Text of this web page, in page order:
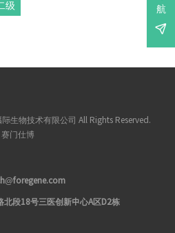
航

级
生物技术有限公司 All Rights Reserved.
门仕博
北段18号三医创新中心A区D2栋